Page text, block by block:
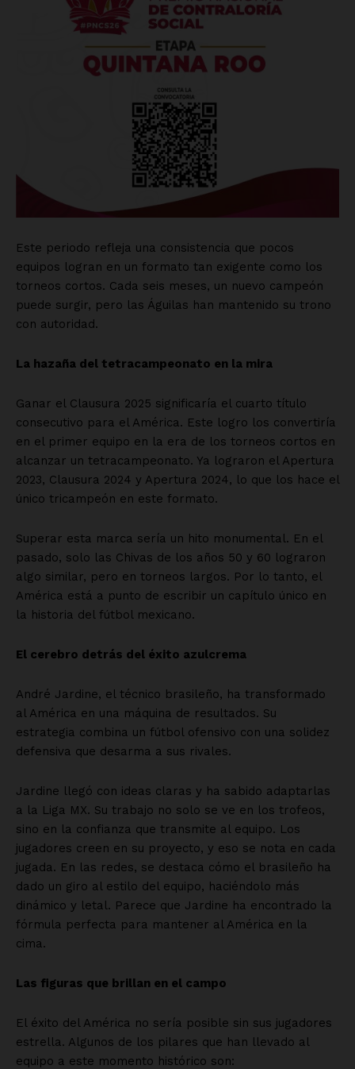
Este periodo refleja una consistencia que pocos
equipos logran en un formato tan exigente como los
torneos cortos. Cada seis meses, un nuevo campeón
puede surgir, pero las Águilas han mantenido su trono
con autoridad.
La hazaña del tetracampeonato en la mira
Ganar el Clausura 2025 significaría el cuarto título
consecutivo para el América. Este logro los convertiría
en el primer equipo en la era de los torneos cortos en
alcanzar un tetracampeonato. Ya lograron el Apertura
2023, Clausura 2024 y Apertura 2024, lo que los hace el
único tricampeón en este formato.
Superar esta marca sería un hito monumental. En el
pasado, solo las Chivas de los años 50 y 60 lograron
algo similar, pero en torneos largos. Por lo tanto, el
América está a punto de escribir un capítulo único en
la historia del fútbol mexicano.
El cerebro detrás del éxito azulcrema
André Jardine, el técnico brasileño, ha transformado
al América en una máquina de resultados. Su
estrategia combina un fútbol ofensivo con una solidez
defensiva que desarma a sus rivales.
Jardine llegó con ideas claras y ha sabido adaptarlas
a la Liga MX. Su trabajo no solo se ve en los trofeos,
sino en la confianza que transmite al equipo. Los
jugadores creen en su proyecto, y eso se nota en cada
jugada. En las redes, se destaca cómo el brasileño ha
dado un giro al estilo del equipo, haciéndolo más
dinámico y letal. Parece que Jardine ha encontrado la
fórmula perfecta para mantener al América en la
cima.
Las figuras que brillan en el campo
El éxito del América no sería posible sin sus jugadores
estrella. Algunos de los pilares que han llevado al
equipo a este momento histórico son: